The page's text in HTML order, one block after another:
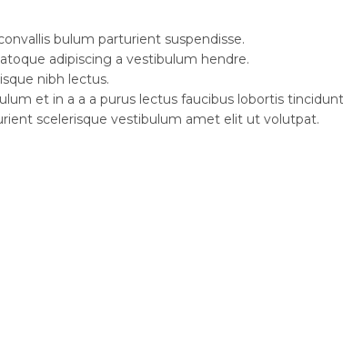
bulum parturient suspendisse.
adipiscing a vestibulum hendre.
nibh lectus.
et in a a a purus lectus faucibus lobortis
scelerisque vestibulum amet elit ut volutpat.